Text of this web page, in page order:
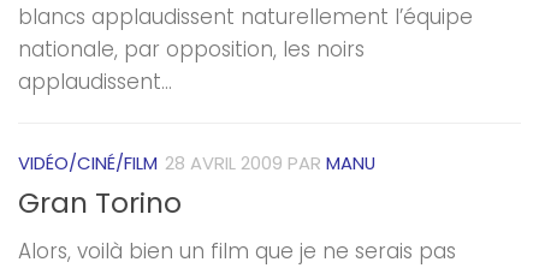
blancs applaudissent naturellement l’équipe
nationale, par opposition, les noirs
applaudissent...
VIDÉO/CINÉ/FILM 28 AVRIL 2009 PAR MANU
Gran Torino
Alors, voilà bien un film que je ne serais pas